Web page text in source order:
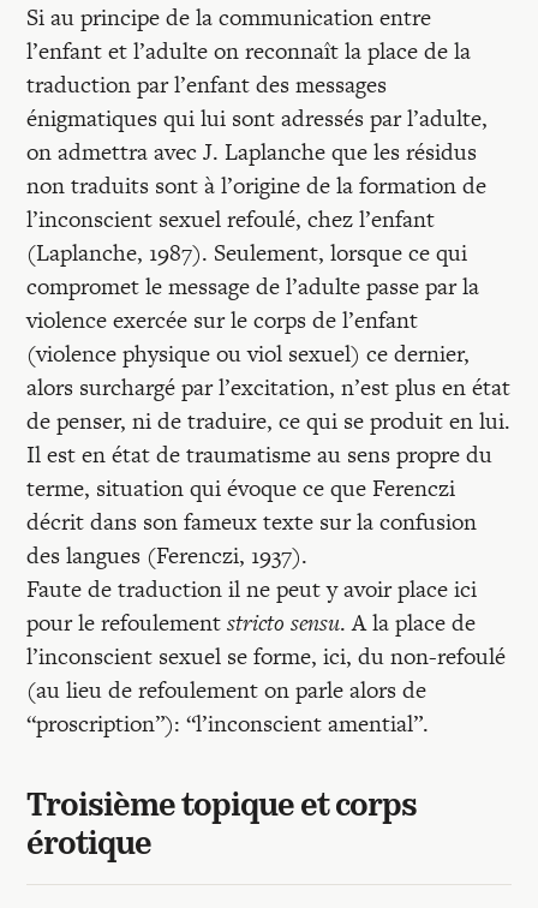
Si au principe de la communication entre
l’enfant et l’adulte on reconnaît la place de la
traduction par l’enfant des messages
énigmatiques qui lui sont adressés par l’adulte,
on admettra avec J. Laplanche que les résidus
non traduits sont à l’origine de la formation de
l’inconscient sexuel refoulé, chez l’enfant
(Laplanche, 1987). Seulement, lorsque ce qui
compromet le message de l’adulte passe par la
violence exercée sur le corps de l’enfant
(violence physique ou viol sexuel) ce dernier,
alors surchargé par l’excitation, n’est plus en état
de penser, ni de traduire, ce qui se produit en lui.
Il est en état de traumatisme au sens propre du
terme, situation qui évoque ce que Ferenczi
décrit dans son fameux texte sur la confusion
des langues (Ferenczi, 1937).
Faute de traduction il ne peut y avoir place ici
pour le refoulementstricto sensu. A la place de
l’inconscient sexuel se forme, ici, du non-refoulé
(au lieu de refoulement on parle alors de
“proscription”): “l’inconscient amential”.
Troisième topique et corps
érotique